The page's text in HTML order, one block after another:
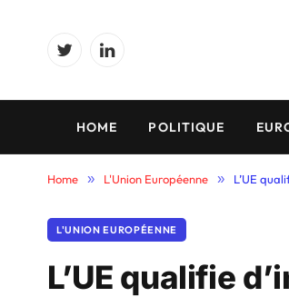
TwitterLinkedIn
HOME POLITIQUE
Home » L'Union Européenne » L’UE
L'UNION EUROPÉENNE
L’UE qualifie